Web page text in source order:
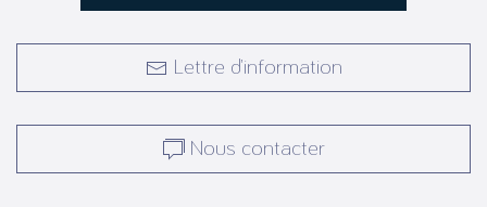
Lettre d’information
Nous contacter